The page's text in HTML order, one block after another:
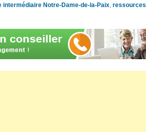
intermédiaire Notre-Dame-de-la-Paix